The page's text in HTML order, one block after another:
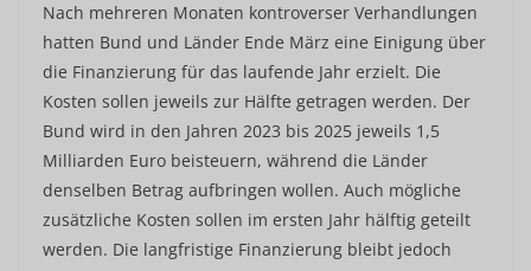
Nach mehreren Monaten kontroverser Verhandlungen
hatten Bund und Länder Ende März eine Einigung über
die Finanzierung für das laufende Jahr erzielt. Die
Kosten sollen jeweils zur Hälfte getragen werden. Der
Bund wird in den Jahren 2023 bis 2025 jeweils 1,5
Milliarden Euro beisteuern, während die Länder
denselben Betrag aufbringen wollen. Auch mögliche
zusätzliche Kosten sollen im ersten Jahr hälftig geteilt
werden. Die langfristige Finanzierung bleibt jedoch